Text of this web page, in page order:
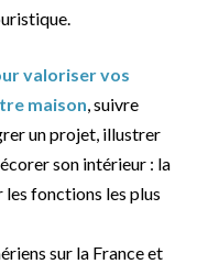
valoriser vos
maison , suivre
un projet, illustrer
son intérieur : la
fonctions les plus
sur la France et